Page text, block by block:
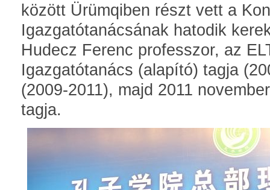
között Ürümqiben részt vett a
Igazgatótanácsának hatodik
Hudecz Ferenc professzor, az
Igazgatótanács (alapító) tagja
(2009-2011), majd 2011
tagja.